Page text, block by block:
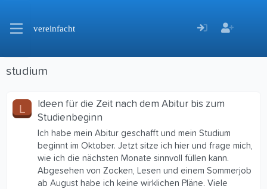
vereinfacht
studium
L
Ideen für die Zeit nach dem Abitur bis zum
Studienbeginn
Ich habe mein Abitur geschafft und mein Studium
beginnt im Oktober. Jetzt sitze ich hier und frage mich,
wie ich die nächsten Monate sinnvoll füllen kann.
Abgesehen von Zocken, Lesen und einem Sommerjob
ab August habe ich keine wirklichen Pläne. Viele